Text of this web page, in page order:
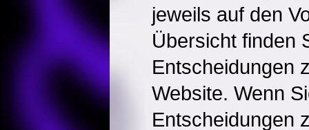
jeweils auf den
Übersicht finden
Entscheidungen
Website. Wenn
Entscheidungen